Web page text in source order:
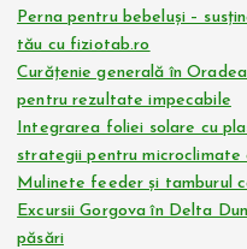
Perna pentru bebeluși –
tău cu fiziotab.ro
Curățenie generală în
pentru rezultate impecabile
Integrarea foliei solare cu
strategii pentru
Mulinete feeder și tamburul
Excursii Gorgova în Delta
păsări